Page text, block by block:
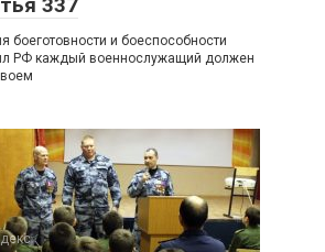
337
боеготовности и боеспособности
РФ каждый военнослужащий должен